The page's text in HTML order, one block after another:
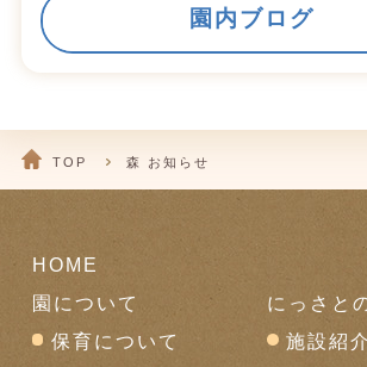
園内ブログ
TOP 森 お知らせ
HOME
園について
保育について
にっさと
施設紹介